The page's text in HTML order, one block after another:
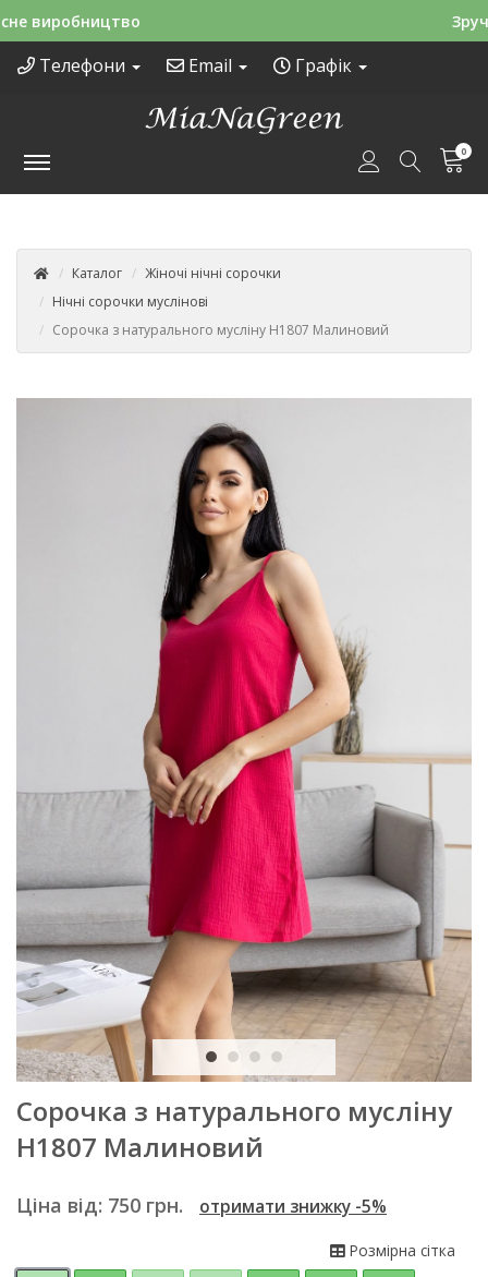
Телефони Email Графік
0
Каталог
Жіночі нічні сорочки
Нічні сорочки муслінові
Сорочка з натурального мусліну Н1807 Малиновий
Сорочка з натурального мусліну
Н1807 Малиновий
Ціна від: 750 грн. отримати знижку -5%
Розмірна сітка